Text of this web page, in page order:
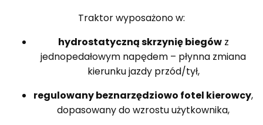
Traktor wyposażono w:
hydrostatyczną skrzynię biegówz
jednopedałowym napędem – płynna zmiana
kierunku jazdy przód/tył,
regulowany beznarzędziowo fotel kierowcy,
dopasowany do wzrostu użytkownika,